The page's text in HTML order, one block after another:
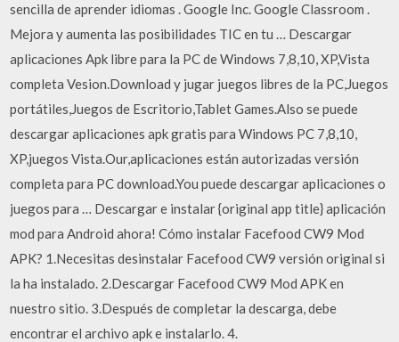
sencilla de aprender idiomas . Google Inc. Google Classroom .
Mejora y aumenta las posibilidades TIC en tu … Descargar
aplicaciones Apk libre para la PC de Windows 7,8,10, XP,Vista
completa Vesion.Download y jugar juegos libres de la PC,Juegos
portátiles,Juegos de Escritorio,Tablet Games.Also se puede
descargar aplicaciones apk gratis para Windows PC 7,8,10,
XP,juegos Vista.Our,aplicaciones están autorizadas versión
completa para PC download.You puede descargar aplicaciones o
juegos para … Descargar e instalar {original app title} aplicación
mod para Android ahora! Cómo instalar Facefood CW9 Mod
APK? 1.Necesitas desinstalar Facefood CW9 versión original si
la ha instalado. 2.Descargar Facefood CW9 Mod APK en
nuestro sitio. 3.Después de completar la descarga, debe
encontrar el archivo apk e instalarlo. 4.